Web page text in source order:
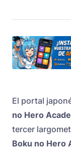
El portal
no Hero
tercer
Boku no Hero